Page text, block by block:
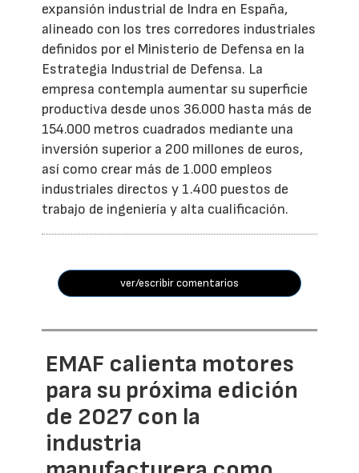
expansión industrial de Indra en España,
alineado con los tres corredores industriales
definidos por el Ministerio de Defensa en la
Estrategia Industrial de Defensa. La
empresa contempla aumentar su superficie
productiva desde unos 36.000 hasta más de
154.000 metros cuadrados mediante una
inversión superior a 200 millones de euros,
así como crear más de 1.000 empleos
industriales directos y 1.400 puestos de
trabajo de ingeniería y alta cualificación.
ver/escribir comentarios
EMAF calienta motores
para su próxima edición
de 2027 con la
industria